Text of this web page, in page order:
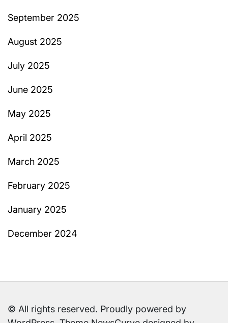
September 2025
August 2025
July 2025
June 2025
May 2025
April 2025
March 2025
February 2025
January 2025
December 2024
© All rights reserved. Proudly powered by